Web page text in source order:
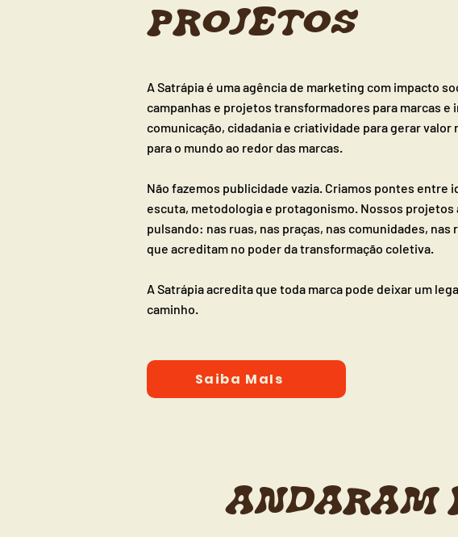
PROJETOS
A Satrápia é uma agência de marketing com impacto
campanhas e projetos transformadores para marcas e
comunicação, cidadania e criatividade para gerar valor
para o mundo ao redor das marcas.
Não fazemos publicidade vazia. Criamos pontes entre
escuta, metodologia e protagonismo. Nossos projetos
pulsando: nas ruas, nas praças, nas comunidades,
que acreditam no poder da transformação coletiva.
A Satrápia acredita que toda marca pode deixar um
caminho.
Saiba MaIs
ANDARAM